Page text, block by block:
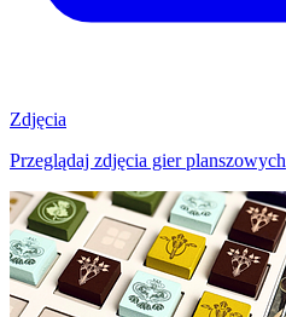
Zdjęcia
Przeglądaj zdjęcia gier planszowych